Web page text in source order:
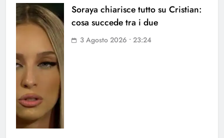
Soraya chiarisce tutto su Cristian:
cosa succede tra i due
3 Agosto 2026 • 23:24